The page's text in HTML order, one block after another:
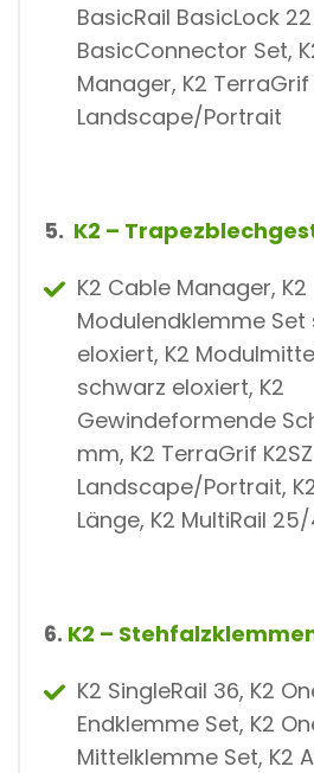
BasicRail BasicLock
BasicConnector Set,
Manager, K2 TerraGrif
Landscape/Portrait
5. K2 –
K2 Cable Manager, K2
Modulendklemme Set
eloxiert, K2
schwarz eloxiert, K2
Gewindeformende
mm, K2 TerraGrif K2SZ
Landscape/Portrait,
Länge, K2 MultiRail
6. K2 –
K2 SingleRail 36, K2
Endklemme Set, K2
Mittelklemme Set, K2